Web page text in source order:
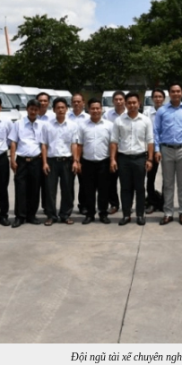
Đội ngũ tài xế chuyên